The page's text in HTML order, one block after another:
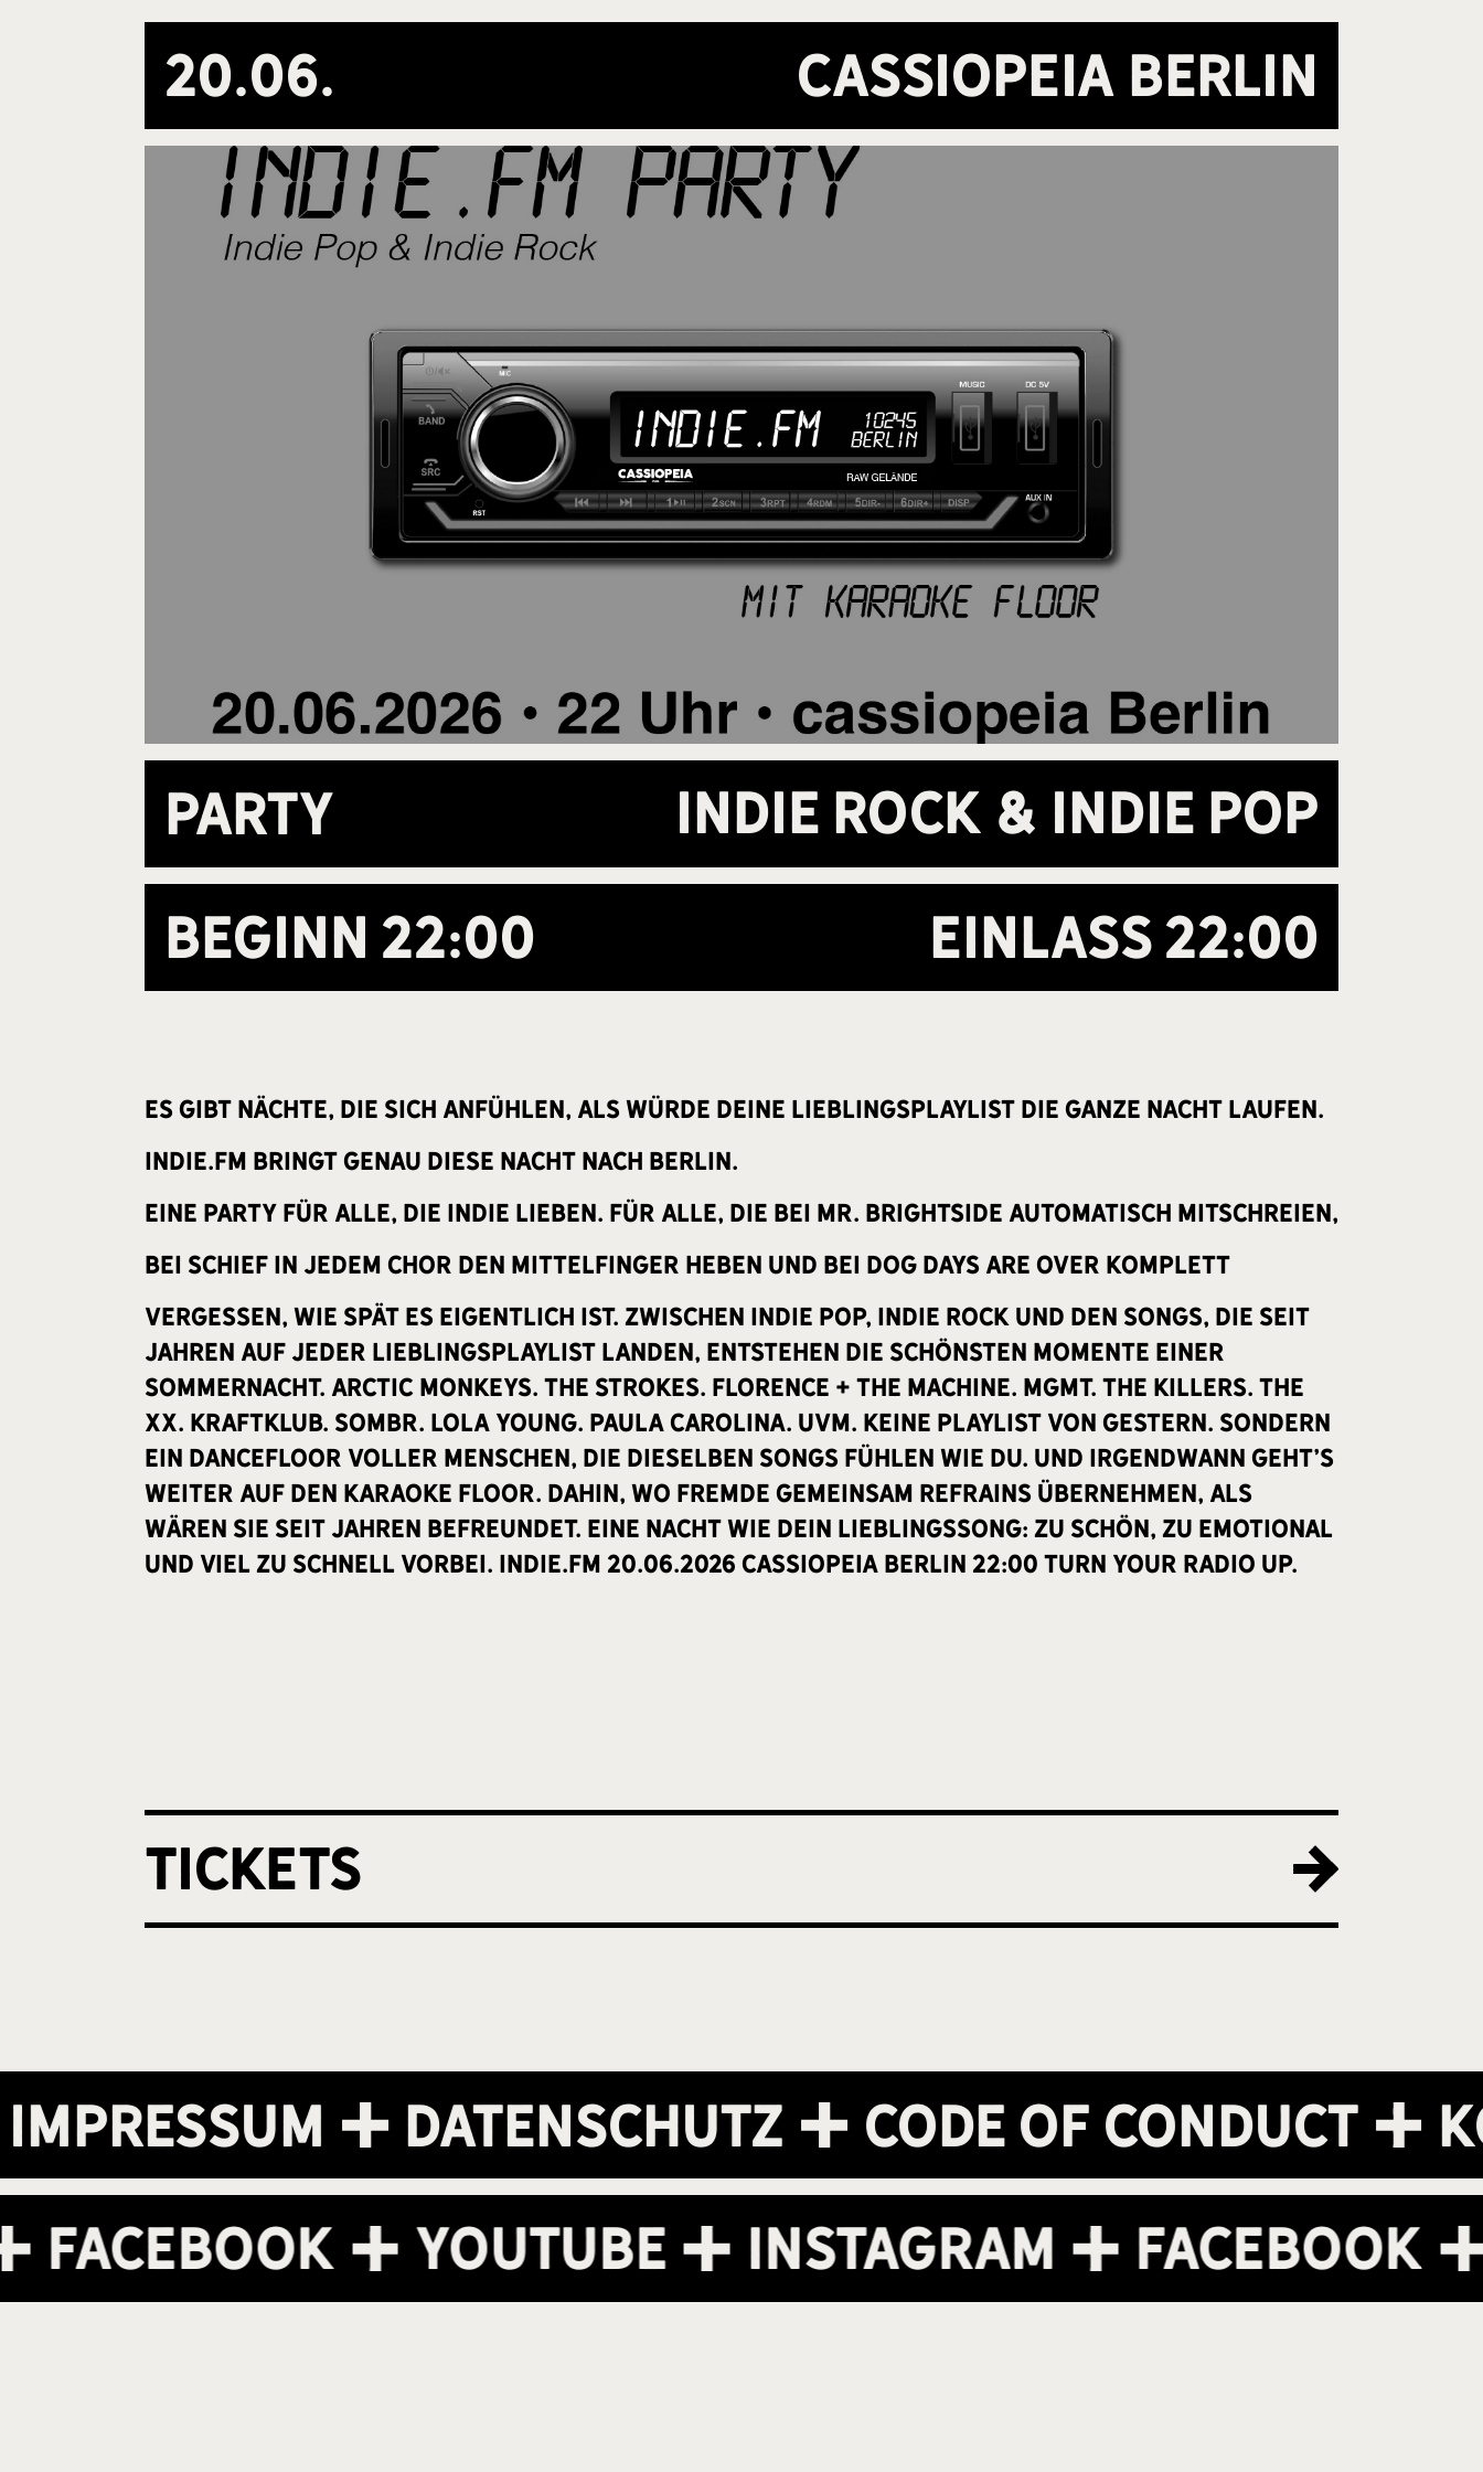
20.06. Cassiopeia Berlin
Party
Indie Rock & Indie Pop
Beginn 22:00 Einlass22:00
Es gibt Nächte, die sich anfühlen, als würde deine Lieblingsplaylist die ganze Nacht laufen.
INDIE.FM bringt genau diese Nacht nach Berlin.
Eine Party für alle, die Indie lieben. Für alle, die bei Mr. Brightside automatisch mitschreien,
bei Schief in jedem Chor den Mittelfinger heben und bei Dog Days Are Over komplett
vergessen, wie spät es eigentlich ist. Zwischen Indie Pop, Indie Rock und den Songs, die seit
Jahren auf jeder Lieblingsplaylist landen, entstehen die schönsten Momente einer
Sommernacht. Arctic Monkeys. The Strokes. Florence + The Machine. MGMT. The Killers. The
xx. Kraftklub. sombr. Lola Young. Paula Carolina. uvm. Keine Playlist von gestern. Sondern
ein Dancefloor voller Menschen, die dieselben Songs fühlen wie du. Und irgendwann geht’s
weiter auf den Karaoke Floor. Dahin, wo Fremde gemeinsam Refrains übernehmen, als
wären sie seit Jahren befreundet. Eine Nacht wie dein Lieblingssong: zu schön, zu emotional
und viel zu schnell vorbei. INDIE.FM 20.06.2026 Cassiopeia Berlin 22:00 Turn your radio up.
Tickets
Datenschutz Code of Conduct
Facebook Youtube Instagram Facebook